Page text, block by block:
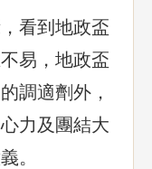
看到地政盃
易，地政盃
調適劑外，
力及團結大
。